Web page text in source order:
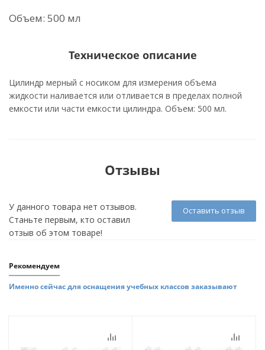
Объем: 500 мл
Техническое описание
Цилиндр мерный с носиком для измерения объема
жидкости наливается или отливается в пределах полной
емкости или части емкости цилиндра. Объем: 500 мл.
Отзывы
Оставить отзыв
У данного товара нет отзывов.
Станьте первым, кто оставил
отзыв об этом товаре!
Рекомендуем
Именно сейчас для оснащения учебных классов заказывают